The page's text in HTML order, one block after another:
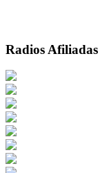
Radios Afiliadas